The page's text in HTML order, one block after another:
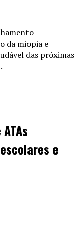
da miopia e
das próximas
e